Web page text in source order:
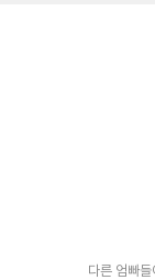
다른 엄빠